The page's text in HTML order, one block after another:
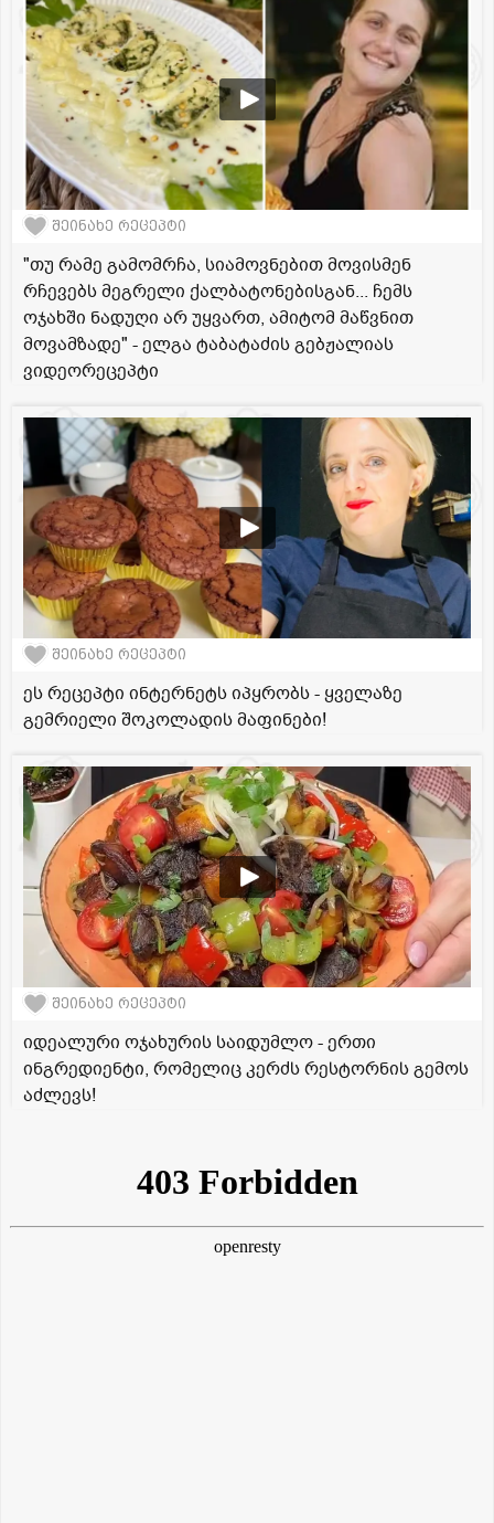
შეინახე რეცეპტი
"თუ რამე გამომრჩა, სიამოვნებით მოვისმენ
რჩევებს მეგრელი ქალბატონებისგან... ჩემს
ოჯახში ნადუღი არ უყვართ, ამიტომ მაწვნით
მოვამზადე" - ელგა ტაბატაძის გებჟალიას
ვიდეორეცეპტი
შეინახე რეცეპტი
ეს რეცეპტი ინტერნეტს იპყრობს - ყველაზე
გემრიელი შოკოლადის მაფინები!
შეინახე რეცეპტი
იდეალური ოჯახურის საიდუმლო - ერთი
ინგრედიენტი, რომელიც კერძს რესტორნის გემოს
აძლევს!